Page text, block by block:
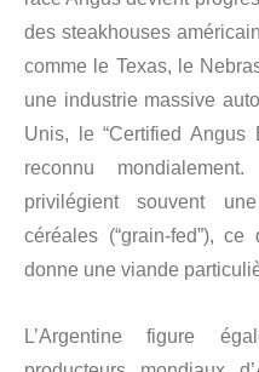
des steakhouses
comme le Texas, le
une industrie massive
Unis, le “Certified Angus
reconnu
privilégient souvent
céréales (“grain-fed”),
donne une viande
L’Argentine figure